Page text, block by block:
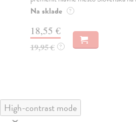
Na sklade ?
18,55 €
19,95 € ?
High-contrast mode